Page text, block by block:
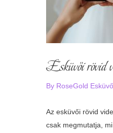
Esküvői rövid
By RoseGold
Az esküvői rövid
csak megmutatja,